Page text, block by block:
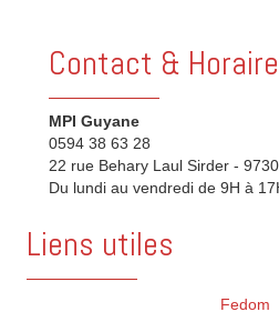
Contact &
MPI Guyane
0594 38 63 28
22 rue Behary Laul Sirder -
Du lundi au vendredi de 9H à
Liens utiles
Fedom